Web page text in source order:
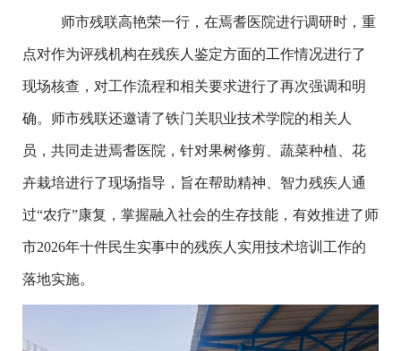
师市残联高艳荣一行，在焉耆医院进行调研时，重
点对作为评残机构在残疾人鉴定方面的工作情况进行了
现场核查，对工作流程和相关要求进行了再次强调和明
确。师市残联还邀请了铁门关职业技术学院的相关人
员，共同走进焉耆医院，针对果树修剪、蔬菜种植、花
卉栽培进行了现场指导，旨在帮助精神、智力残疾人通
过“农疗”康复，掌握融入社会的生存技能，有效推进了师
市2026年十件民生实事中的残疾人实用技术培训工作的
落地实施。